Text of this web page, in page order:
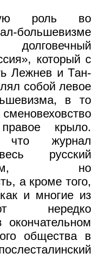
роль во
большевизме
который с
Лежнев и Тан-
собой левое
в то
крыло.
что журнал
русский
но
а кроме того,
и многие из
нередко
общества в